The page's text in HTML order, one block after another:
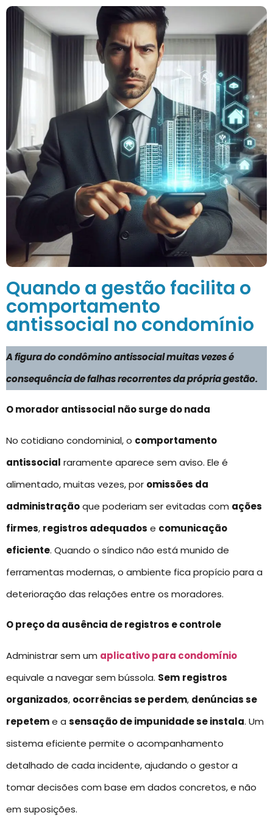
Quando a gestão facilita o
comportamento
antissocial no condomínio
A figura do condômino antissocial muitas vezes é
consequência de falhas recorrentes da própria gestão.
O morador antissocial não surge do nada
No cotidiano condominial, o comportamento
antissocial raramente aparece sem aviso. Ele é
alimentado, muitas vezes, por omissões da
administraçãoque poderiam ser evitadas com ações
firmes, registros adequados e comunicação
eficiente. Quando o síndico não está munido de
ferramentas modernas, o ambiente fica propício para a
deterioração das relações entre os moradores.
O preço da ausência de registros e controle
Administrar sem um aplicativo para condomínio
equivale a navegar sem bússola. Sem registros
organizados, ocorrências se perdem, denúncias se
repeteme a sensação de impunidade se instala. Um
sistema eficiente permite o acompanhamento
detalhado de cada incidente, ajudando o gestor a
tomar decisões com base em dados concretos, e não
em suposições.